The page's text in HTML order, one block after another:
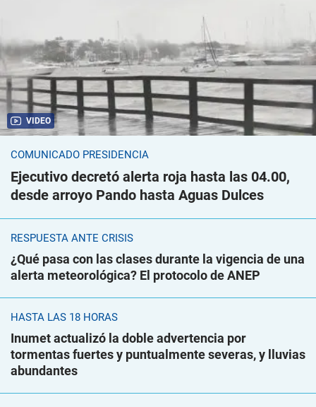
VIDEO
COMUNICADO PRESIDENCIA
Ejecutivo decretó alerta roja hasta las 04.00,
desde arroyo Pando hasta Aguas Dulces
RESPUESTA ANTE CRISIS
¿Qué pasa con las clases durante la vigencia de una
alerta meteorológica? El protocolo de ANEP
HASTA LAS 18 HORAS
Inumet actualizó la doble advertencia por
tormentas fuertes y puntualmente severas, y lluvias
abundantes